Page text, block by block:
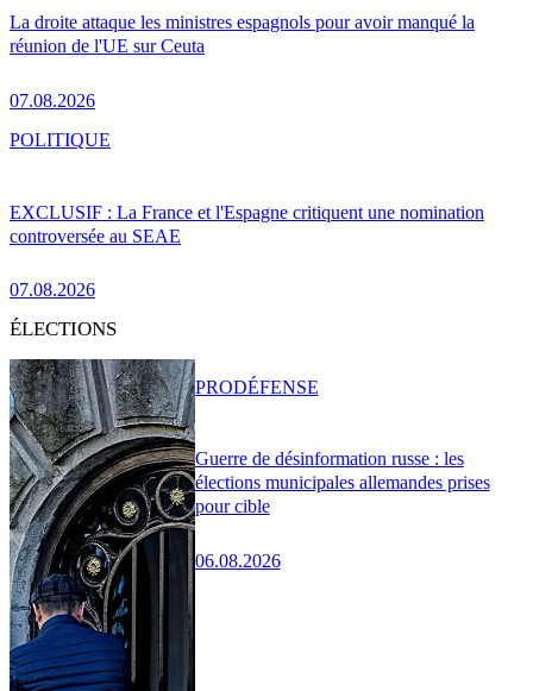
La droite attaque les ministres espagnols pour avoir manqué la
réunion de l'UE sur Ceuta
07.08.2026
EXCLUSIF : La France et l'Espagne critiquent une nomination
controversée au SEAE
07.08.2026
POLITIQUE
ÉLECTIONS
Guerre de désinformation russe : les
élections municipales allemandes prises
pour cible
06.08.2026
PRODÉFENSE